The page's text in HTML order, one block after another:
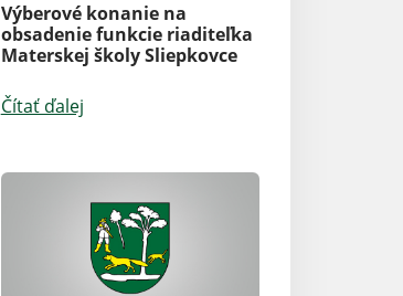
Výberové konanie na
obsadenie funkcie riaditeľka
Materskej školy Sliepkovce
Čítať ďalej